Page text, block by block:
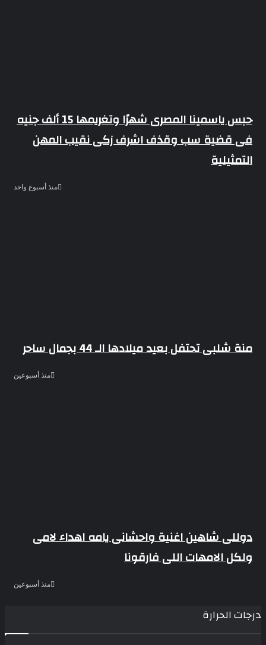
حبس ياسمينا المصرى شهرًا وتغريمها 15 ألف جنيه
فى قضية سب وقذف اشرف زكى نقيب المهن
التمثيلية
منذ أسبوع واحد
منة شلبى تحتفل بعيد ميلادها الـ 44 بجمال ساحر
منذ أسبوعين
دوللى شاهين اغنية واحشانى يامه اهداء لامى
ولكل الامهات اللى فارقونا
منذ أسبوعين
درجات الحرارة